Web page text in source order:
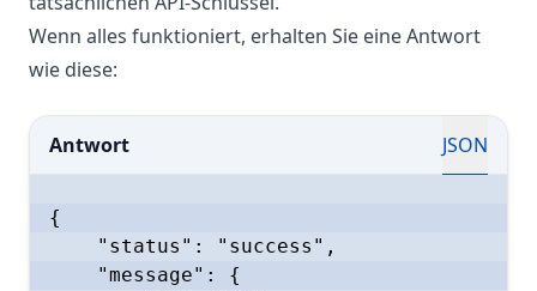
Wenn alles funktioniert, erhalten Sie eine Antwort
wie diese:
Antwort JSON
{
    "status": "success",
    "message": {